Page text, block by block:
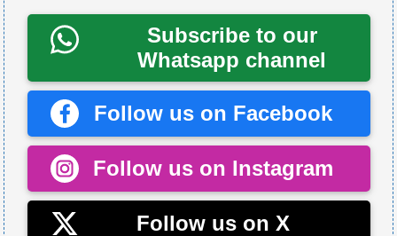
Subscribe to our
Whatsapp channel
Follow us on Facebook
Follow us on Instagram
Follow us on X